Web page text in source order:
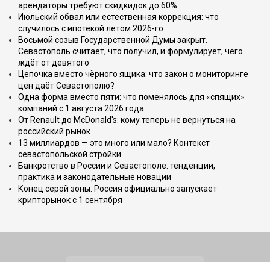
арендаторы требуют скидкидок до 60%
Июльский обвал или естественная коррекция: что
случилось с ипотекой летом 2026-го
Восьмой созыв Государственной Думы закрыт.
Севастополь считает, что получил, и формулирует, чего
ждёт от девятого
Цепочка вместо чёрного ящика: что закон о мониторинге
цен даёт Севастополю?
Одна форма вместо пяти: что поменялось для «спящих»
компаний с 1 августа 2026 года
От Renault до McDonald's: кому теперь не вернуться на
российский рынок
13 миллиардов — это много или мало? Контекст
севастопольской стройки
Банкротство в России и Севастополе: тенденции,
практика и законодательные новации
Конец серой зоны: Россия официально запускает
крипторынок с 1 сентября